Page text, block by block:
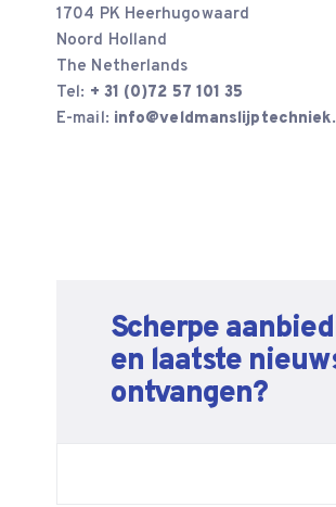
1704 PK Heerhugowaard
Noord Holland
The Netherlands
Tel: + 31 (0)72 57 101 35
E-mail:
Scherpe
en laatste
ontvangen?